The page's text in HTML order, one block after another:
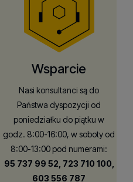
Wsparcie
Nasi konsultanci są do
Państwa dyspozycji od
poniedziałku do piątku w
godz. 8:00-16:00, w soboty od
8:00-13:00 pod numerami:
95 737 99 52, 723 710 100,
603 556 787